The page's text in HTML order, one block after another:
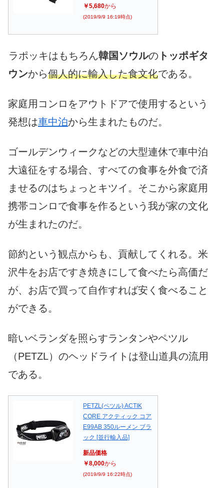
￥5,680から
(2019/9/9 16:19時点)
ラポッキはもちろん韓国ソウルの トッポギタ
ウンから個人的に輸入した食文化である。
家庭用コンロをアウトドアで使用するという
発想は車中泊から生まれたものだ。
ゴールデンウィークなどの大型連休で車中泊
大遠征をする場合、すべての食事を外食で済
ませるのはちょっとキツイ。そこから家庭用
携帯コンロで食事を作るという我が家の文化
が生まれたのだ。
節約という観点からも、貢献してくれる。米
沢牛をお店ですき焼きにして食べたら高価だ
が、お店で買って自作すれば安く食べること
ができる。
暗いベランダを照らすランタンやペツル
（PETZL）のヘッドライトは登山道具の流用
である。
PETZL(ペツル) ACTIK
CORE アクティック コア
E99AB 350ルーメン ブラ
ック [並行輸入品]
新品価格
￥8,000から
(2019/9/9 16:22時点)